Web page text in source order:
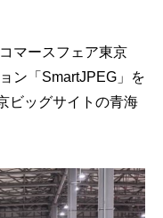
マースフェア東京
ン「SmartJPEG」を
ビッグサイトの青海